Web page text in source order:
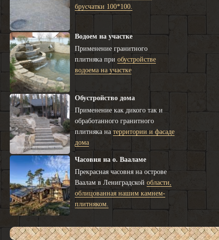
брусчатки 100*100.
Водоем на участке
Применение гранитного
плитняка приобустройстве
водоема на участке
Обустройство дома
Применение как дикого так и
обработанного гранитного
плитняка натерритории и фасаде
дома
Часовня на о. Вааламе
Прекрасная часовня на острове
Ваалам в Лениградскойобласти,
облицованная нашим камнем-
плитняком.